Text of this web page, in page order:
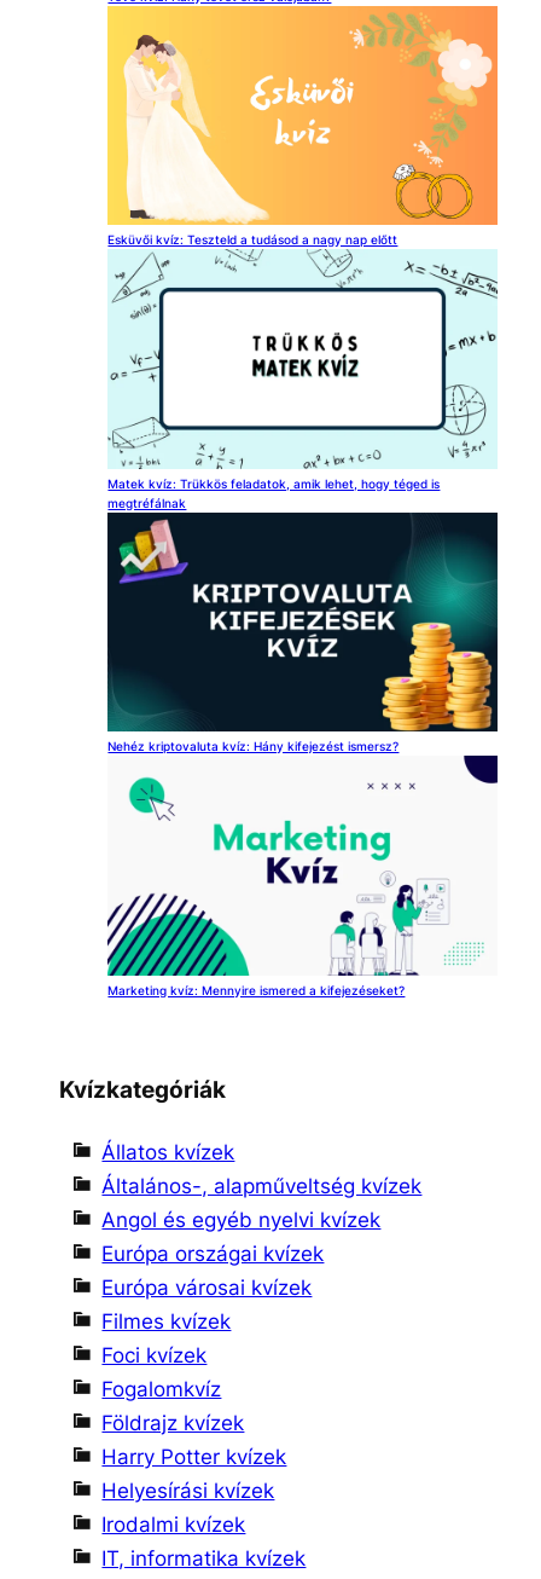
Esküvői kvíz: Teszteld a tudásod a nagy nap előtt
Matek kvíz: Trükkös feladatok, amik lehet, hogy téged is
megtréfálnak
Nehéz kriptovaluta kvíz: Hány kifejezést ismersz?
Marketing kvíz: Mennyire ismered a kifejezéseket?
Kvízkategóriák
Állatos kvízek
Általános-, alapműveltség kvízek
Angol és egyéb nyelvi kvízek
Európa országai kvízek
Európa városai kvízek
Filmes kvízek
Foci kvízek
Fogalomkvíz
Földrajz kvízek
Harry Potter kvízek
Helyesírási kvízek
Irodalmi kvízek
IT, informatika kvízek